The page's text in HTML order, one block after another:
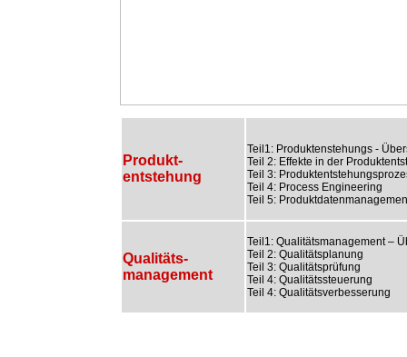
Produkt-
entstehung
Teil1: Produktenstehungs -
Teil 2: Effekte in der
Teil 3:
Teil 4: Process Engineering
Teil 5:
Qualitäts-
management
Teil1: Qualitätsmanagement –
Teil 2: Qualitätsplanung
Teil 3: Qualitätsprüfung
Teil 4: Qualitätssteuerung
Teil 4: Qualitätsverbesserung